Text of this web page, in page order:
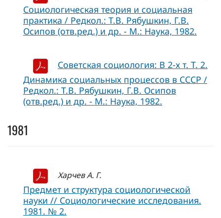
Социологическая теория и социальная
практика / Редкол.: Т.В. Рябушкин, Г.В.
Осипов (отв.ред.) и др. - М.: Наука, 1982.
Советская социология: В 2-х т. Т. 2.
Динамика социальных процессов в СССР /
Редкол.: Т.В. Рябушкин, Г.В. Осипов
(отв.ред.) и др. - М.: Наука, 1982.
1981
Харчев А. Г.
Предмет и структура социологической
науки // Социологические исследования.
1981. № 2.